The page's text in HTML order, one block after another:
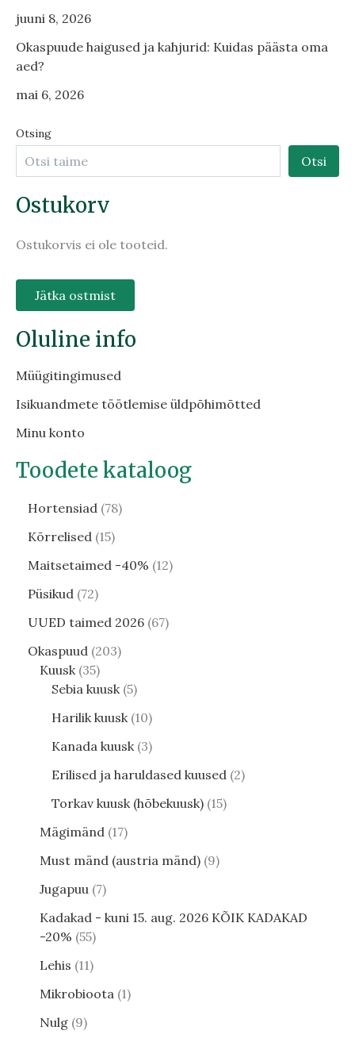
juuni 8, 2026
Okaspuude haigused ja kahjurid: Kuidas päästa oma
aed?
mai 6, 2026
Otsing
Otsi
Ostukorv
Ostukorvis ei ole tooteid.
Jätka ostmist
Oluline info
Müügitingimused
Isikuandmete töötlemise üldpõhimõtted
Minu konto
Toodete kataloog
Hortensiad 78
Kõrrelised 15
Maitsetaimed -40% 12
Püsikud 72
UUED taimed 2026 67
Okaspuud 203
Kuusk 35
Sebia kuusk 5
Harilik kuusk 10
Kanada kuusk 3
Erilised ja haruldased kuused 2
Torkav kuusk (hõbekuusk) 15
Mägimänd 17
Must mänd (austria mänd) 9
Jugapuu 7
Kadakad - kuni 15. aug. 2026 KÕIK KADAKAD
-20% 55
Lehis 11
Mikrobioota 1
Nulg 9